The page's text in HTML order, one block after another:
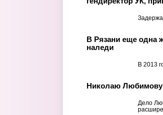
В Рязани еще одна
наледи
В 2013
Николаю Любимову
Дело